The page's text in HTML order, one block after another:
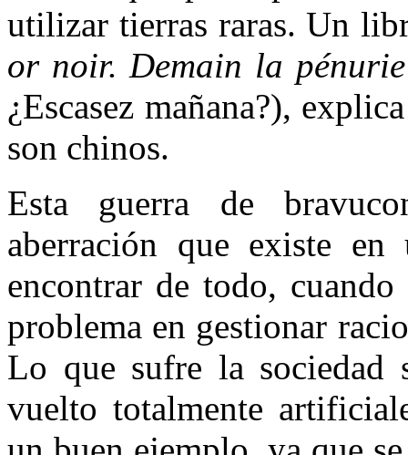
utilizar tierras raras. Un
or noir. Demain la
¿Escasez mañana?),
son chinos.
Esta guerra de
aberración que existe
encontrar de todo,
problema en gestionar
Lo que sufre la sociedad
vuelto totalmente